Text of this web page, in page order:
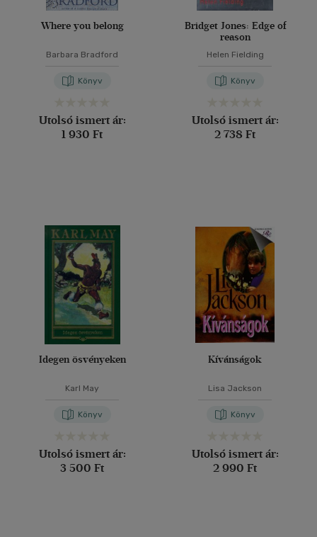
Where you belong
Barbara Bradford
Könyv
Utolsó ismert ár:
1 930 Ft
Bridget Jones: Edge of
reason
Helen Fielding
Könyv
Utolsó ismert ár:
2 738 Ft
Idegen ösvényeken
Karl May
Könyv
Utolsó ismert ár:
3 500 Ft
Kívánságok
Lisa Jackson
Könyv
Utolsó ismert ár:
2 990 Ft